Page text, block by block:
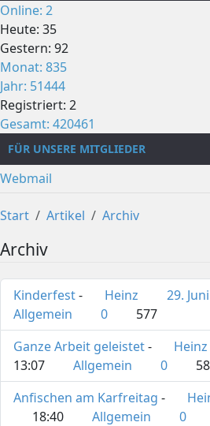
Online: 2
Heute: 35
Gestern: 92
Monat: 835
Jahr: 51444
Registriert: 2
Gesamt: 420461
FÜR UNSERE MITGLIEDER
Webmail
Start Artikel Archiv
Archiv
Kinderfest- Heinz 29.
Allgemein
0
577
Ganze Arbeit geleistet- Heinz
13:07
Allgemein 0
Anfischen am Karfreitag -
18:40
Allgemein 0